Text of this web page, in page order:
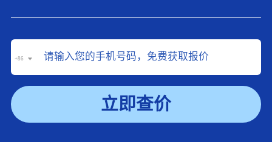
+86
立即查价